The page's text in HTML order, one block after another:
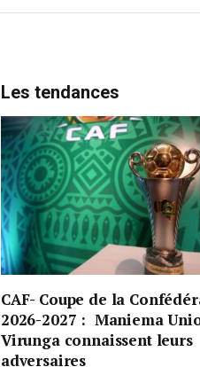
Les tendances
CAF- Coupe de la
2026-2027 : Maniema
Virunga connaissent leurs
adversaires